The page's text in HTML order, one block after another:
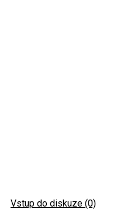
Vstup do diskuze (0)